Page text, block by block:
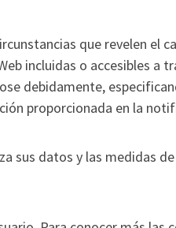
que revelen el
incluidas o accesibles a
debidamente,
proporcionada en la
sus datos y las medidas